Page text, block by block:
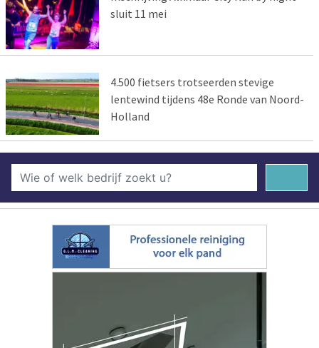
sluit 11 mei
4.500 fietsers trotseerden stevige
lentewind tijdens 48e Ronde van Noord-
Holland